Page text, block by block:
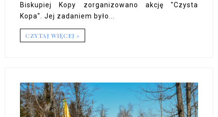
Biskupiej Kopy zorganizowano akcję "Czysta
Kopa". Jej zadaniem było...
CZYTAJ WIĘCEJ »